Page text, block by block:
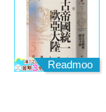
Readmoo